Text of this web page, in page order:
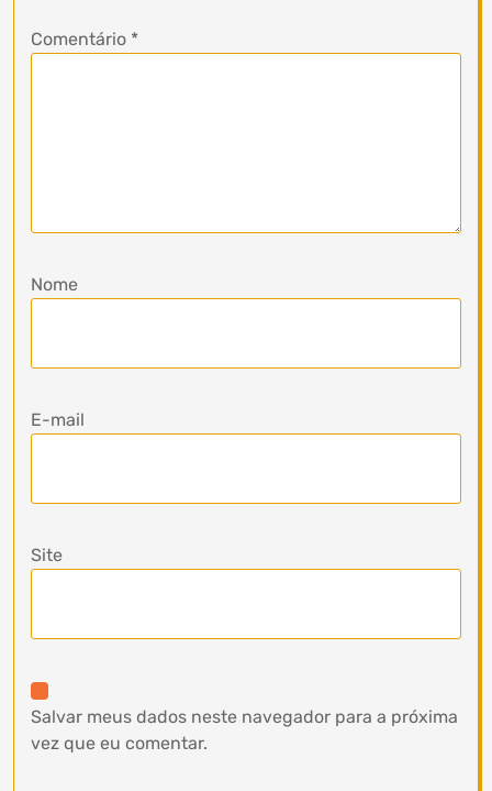
Comentário *
Nome
E-mail
Site
Salvar meus dados neste navegador para a próxima
vez que eu comentar.